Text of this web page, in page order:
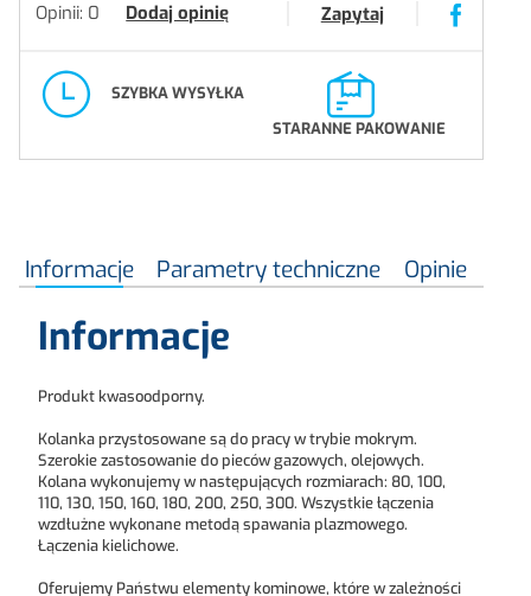
Opinii: 0 Dodaj opinię Zapytaj
SZYBKA WYSYŁKA
STARANNE PAKOWANIE
Informacje Parametry techniczne Opinie
Informacje
Produkt kwasoodporny.
Kolanka przystosowane są do pracy w trybie mokrym.
Szerokie zastosowanie do pieców gazowych, olejowych.
Kolana wykonujemy w następujących rozmiarach: 80, 100,
110, 130, 150, 160, 180, 200, 250, 300. Wszystkie łączenia
wzdłużne wykonane metodą spawania plazmowego.
Łączenia kielichowe.
Oferujemy Państwu elementy kominowe, które w zależności